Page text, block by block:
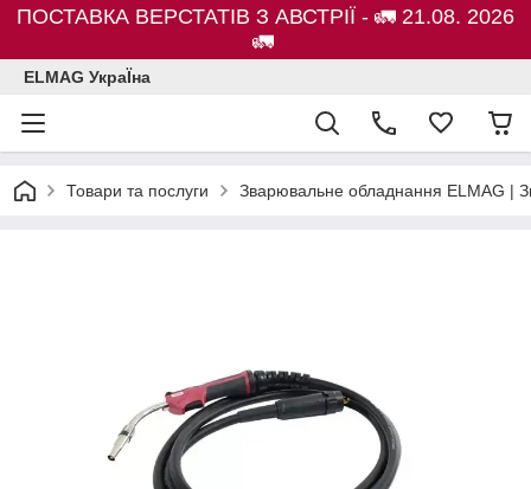
ПОСТАВКА ВЕРСТАТІВ З АВСТРІЇ - 🚛 21.08. 2026
🚛
ELMAG УкраЇна
Товари та послуги Зварювальне обладнання ELMAG |